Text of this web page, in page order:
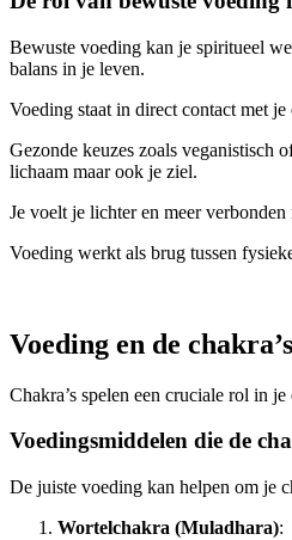
Bewuste voeding kan je spiritueel
balans in je leven.
Voeding staat in direct contact met
Gezonde keuzes zoals veganistisch
lichaam maar ook je ziel.
Je voelt je lichter en meer
Voeding werkt als brug tussen
Voeding en de chakra’s
Chakra’s spelen een cruciale rol in
Voedingsmiddelen die de
De juiste voeding kan helpen om je
Wortelchakra (Muladhara):